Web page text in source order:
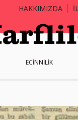
HAKKIMIZDA
ECİNNİLİK